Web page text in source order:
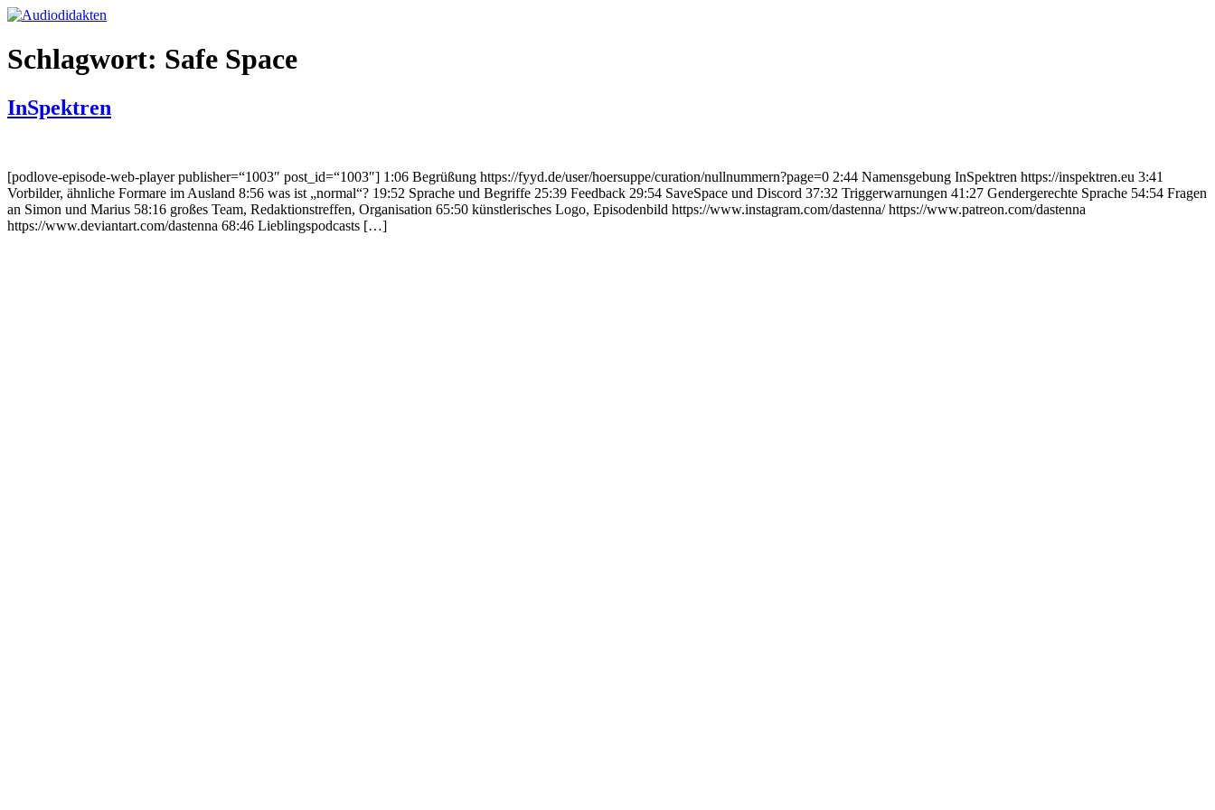
Zum
springen
Schlagwort: Safe Space
InSpektren
[podlove-episode-web-player publisher=“1003″ post_id=“1003″] 1:06 Begrüßung https://fyyd.de/user/hoersuppe/curation/nullnummern?page=0 2:44 Namensgebung InSpektren https://inspektren.eu 3:41
Vorbilder, ähnliche Formare im Ausland 8:56 was ist „normal“? 19:52 Sprache und Begriffe 25:39 Feedback 29:54 SaveSpace und Discord 37:32 Triggerwarnungen 41:27 Gendergerechte Sprache 54:54 Fragen
an Simon und Marius 58:16 großes Team, Redaktionstreffen, Organisation 65:50 künstlerisches Logo, Episodenbild https://www.instagram.com/dastenna/ https://www.patreon.com/dastenna
https://www.deviantart.com/dastenna 68:46 Lieblingspodcasts […]